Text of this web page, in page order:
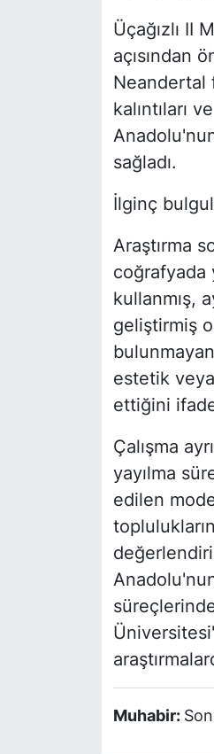
Üçağızlı II
açısından
Neandertal
kalıntıları
sağladı.
İlginç
Araştırma
coğrafyada
kullanmış,
geliştirmiş
estetik
ettiğini
Çalışma
yayılma
edilen
Muhabir: